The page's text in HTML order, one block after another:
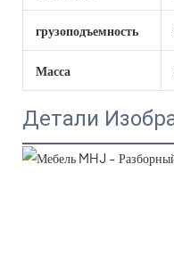
грузоподъемность
Масса
Детали